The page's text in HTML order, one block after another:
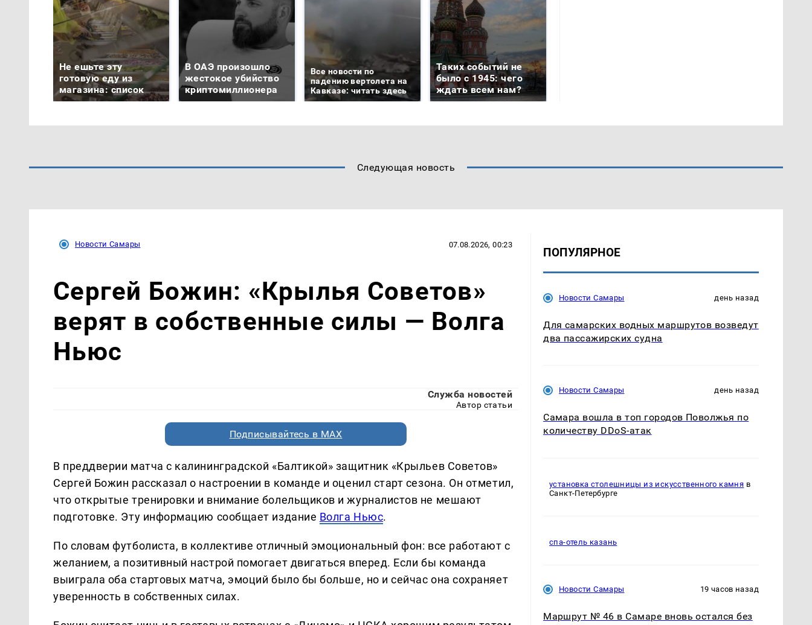
Не ешьте эту
готовую еду из
магазина: список
В ОАЭ произошло
жестокое убийство
криптомиллионера
Все новости по
падению вертолета на
Кавказе: читать здесь
Таких событий не
было с 1945: чего
ждать всем нам?
Следующая новость
Новости Самары 07.08.2026, 00:23
Сергей Божин: «Крылья Советов»
верят в собственные силы — Волга
Ньюс
Служба новостей
Автор статьи
Подписывайтесь в MAX
В преддверии матча с калининградской «Балтикой» защитник «Крыльев Советов»
Сергей Божин рассказал о настроении в команде и оценил старт сезона. Он отметил,
что открытые тренировки и внимание болельщиков и журналистов не мешают
подготовке. Эту информацию сообщает издание Волга Ньюс.
По словам футболиста, в коллективе отличный эмоциональный фон: все работают с
желанием, а позитивный настрой помогает двигаться вперед. Если бы команда
выиграла оба стартовых матча, эмоций было бы больше, но и сейчас она сохраняет
уверенность в собственных силах.
ПОПУЛЯРНОЕ
Новости Самары день назад
Для самарских водных маршрутов возведут
два пассажирских судна
Новости Самары день назад
Самара вошла в топ городов Поволжья по
количеству DDoS-атак
установка столешницы из искусственного камня в
Санкт-Петербурге
спа-отель казань
Новости Самары 19 часов назад
Маршрут № 46 в Самаре вновь остался без